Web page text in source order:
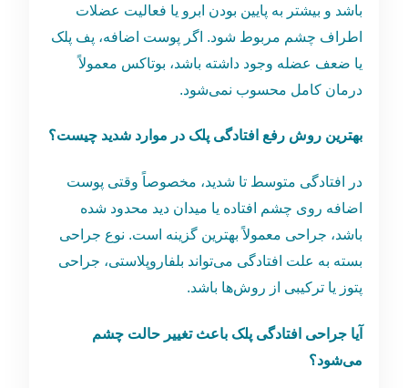
باشد و بیشتر به پایین بودن ابرو یا فعالیت عضلات
اطراف چشم مربوط شود. اگر پوست اضافه، پف پلک
یا ضعف عضله وجود داشته باشد، بوتاکس معمولاً
درمان کامل محسوب نمی‌شود.
بهترین روش رفع افتادگی پلک در موارد شدید چیست؟
در افتادگی متوسط تا شدید، مخصوصاً وقتی پوست
اضافه روی چشم افتاده یا میدان دید محدود شده
باشد، جراحی معمولاً بهترین گزینه است. نوع جراحی
بسته به علت افتادگی می‌تواند بلفاروپلاستی، جراحی
پتوز یا ترکیبی از روش‌ها باشد.
آیا جراحی افتادگی پلک باعث تغییر حالت چشم
می‌شود؟